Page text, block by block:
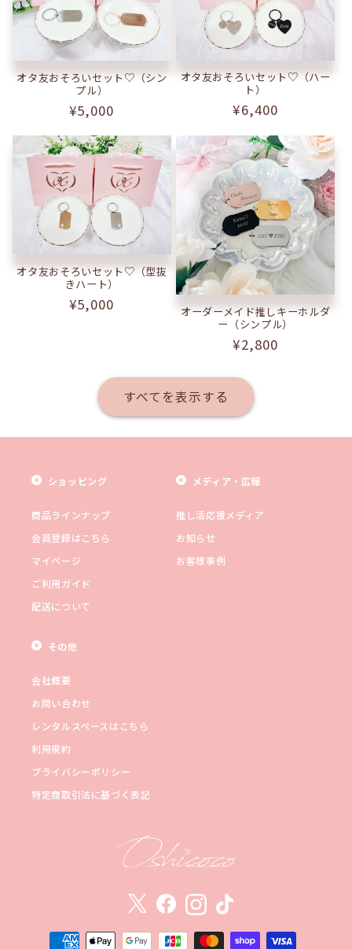
オタ友おそろいセット♡（シン
プル）
通
価
格
¥5,000
オタ友おそろいセット♡（ハー
ト）
通
価
格
¥6,400
オタ友おそろいセット♡（型抜
きハート）
通
¥5,000
オーダーメイド推しキーホルダ
ー（シンプル）
通
価
¥2,800
すべてを表示する
ショッピング
商品ラインナップ
会員登録はこちら
マイページ
ご利用ガイド
配送について
メディア・広報
推し活応援メディア
お知らせ
お客様事例
その他
会社概要
お問い合わせ
レンタルスペースはこちら
利用規約
プライバシーポリシー
特定商取引法に基づく表記